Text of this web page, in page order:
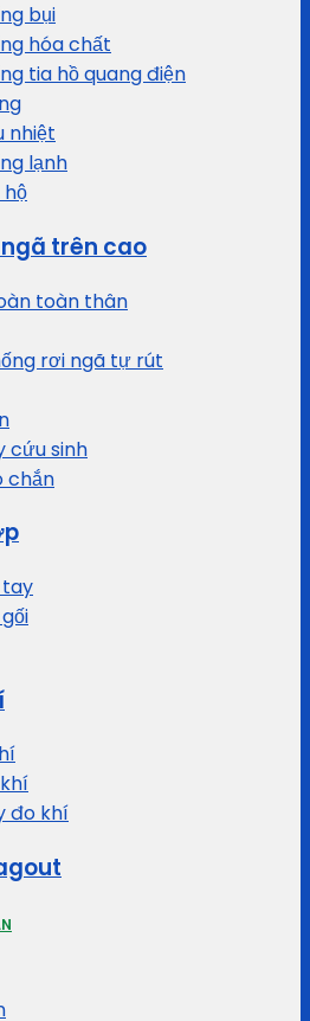
bụi
hóa chất
tia hồ quang điện
nhiệt
lạnh
hộ
trên cao
toàn thân
rơi ngã tự rút
cứu sinh
chắn
tay
đo khí